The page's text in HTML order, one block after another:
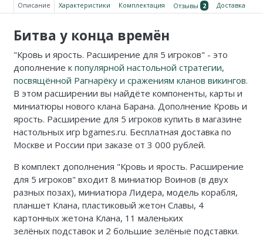
Описание Характеристики Комплектация Отзывы 2 Доставка
Битва у конца времён
"Кровь и ярость. Расширение для 5 игроков" - это
дополнение к популярной настольной стратегии,
посвящённой Рагнарёку и сражениям кланов викингов.
В этом расширении вы найдёте компоненты, карты и
миниатюры нового клана Барана. Дополнение Кровь и
ярость. Расширение для 5 игроков купить в магазине
настольных игр bgames.ru. Бесплатная доставка по
Москве и России при заказе от 3 000 рублей.
В комплект дополнения "Кровь и ярость. Расширение
для 5 игроков" входит 8 миниатюр Воинов (в двух
разных позах), миниатюра Лидера, модель корабля,
планшет Клана, пластиковый жетон Славы, 4
картонных жетона Клана, 11 маленьких
зелёных подставок и 2 большие зелёные подставки.